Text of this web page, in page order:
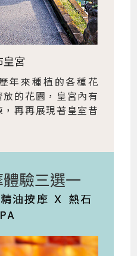
皇宮
年來種植的各種花
的花園，皇宮內有
再再展現著皇室昔
驗三選一
油按摩 Ｘ 熱石